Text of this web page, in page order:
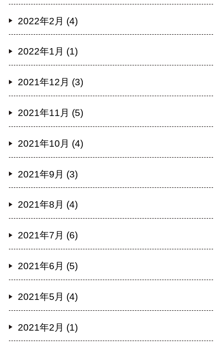
2022年2月 (4)
2022年1月 (1)
2021年12月 (3)
2021年11月 (5)
2021年10月 (4)
2021年9月 (3)
2021年8月 (4)
2021年7月 (6)
2021年6月 (5)
2021年5月 (4)
2021年2月 (1)